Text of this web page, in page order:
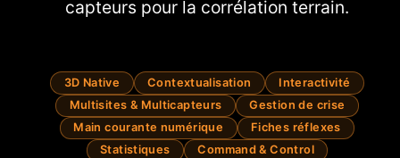
capteurs pour la corrélation terrain.
3D Native Contextualisation
Interactivité
Multisites & Multicapteurs
Gestion de crise
Main courante numérique
Fiches réflexes
Statistiques
Command & Control